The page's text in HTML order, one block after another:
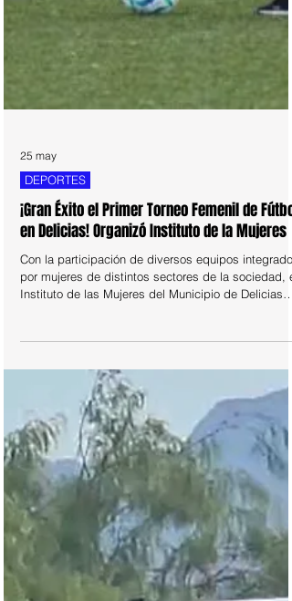
25 may
DEPORTES
en Delicias! Organizó Instituto de la Mujeres
Con la participación de diversos equipos integrados
por mujeres de distintos sectores de la sociedad, el
Instituto de las Mujeres del Municipio de Delicias
realizó su primer torneo femenil de fútbol
una extraordinaria respuesta, informó Daniela
Rodarte Montoya, directora del instituto. Rodarte
Montoya destacó que la respuesta superó las
expectativas, ya que participaron equipos
conformados por organizaciones civiles,
empresarias, personal del Hospital Regional, mae